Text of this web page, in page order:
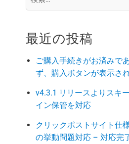
索:
最近の投稿
ご購入手続きがお済みで
ず、購入ボタンが表示さ
v4.3.1 リリースよりスキ
イン保管を対応
クリックポストサイト仕
の挙動問題対応 – 対応完